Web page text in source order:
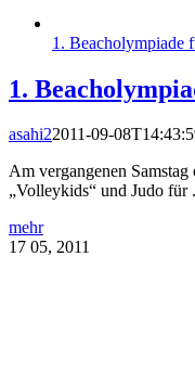
1. Beacholympiade
1.
asahi22011-09-
Am vergangenen
„Volleykids“ und Judo für
mehr
17 05, 2011